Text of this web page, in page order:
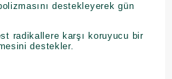
destekleyerek gün
radikallere karşı koruyucu bir
destekler.